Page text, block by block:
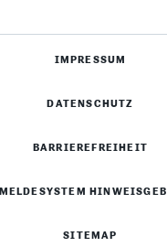
IMPRESSUM
DATENSCHUTZ
BARRIEREFREIHEIT
MELDESYSTEM
SITEMAP